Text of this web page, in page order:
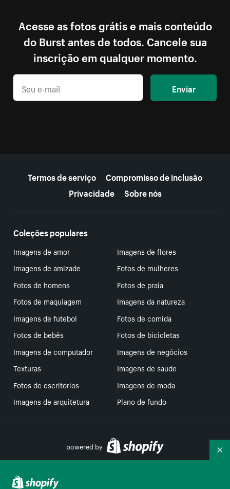
Acesse as fotos grátis e mais conteúdo
do Burst antes de todos. Cancele sua
inscrição em qualquer momento.
Enviar
Termos de serviço
Compromisso de inclusão
Privacidade
Sobre nós
Coleções populares
Imagens de amor
Imagens de flores
Imagens de amizade
Fotos de mulheres
Fotos de homens
Fotos de praia
Fotos de maquiagem
Imagens da natureza
Imagens de futebol
Fotos de comida
Fotos de bebês
Fotos de bicicletas
Imagens de computador
Imagens de negócios
Texturas
Imagens de saude
Fotos de escritorios
Imagens de moda
Imagens de arquitetura
Plano de fundo
powered by